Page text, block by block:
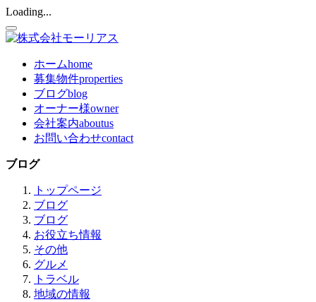
Loading...
ホームhome
募集物件properties
ブログblog
オーナー様owner
会社案内aboutus
お問い合わせcontact
ブログ
トップページ
ブログ
ブログ
お役立ち情報
その他
グルメ
トラベル
地域の情報